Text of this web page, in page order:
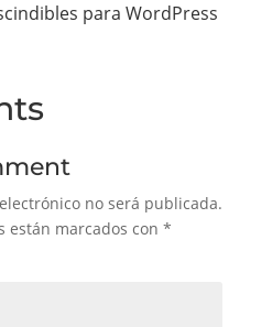
para WordPress
no será publicada.
están marcados con *